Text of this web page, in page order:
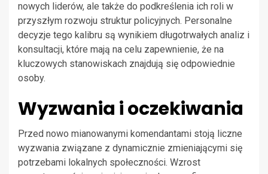
nowych liderów, ale także do podkreślenia ich roli w
przyszłym rozwoju struktur policyjnych. Personalne
decyzje tego kalibru są wynikiem długotrwałych analiz i
konsultacji, które mają na celu zapewnienie, że na
kluczowych stanowiskach znajdują się odpowiednie
osoby.
Wyzwania i oczekiwania
Przed nowo mianowanymi komendantami stoją liczne
wyzwania związane z dynamicznie zmieniającymi się
potrzebami lokalnych społeczności. Wzrost